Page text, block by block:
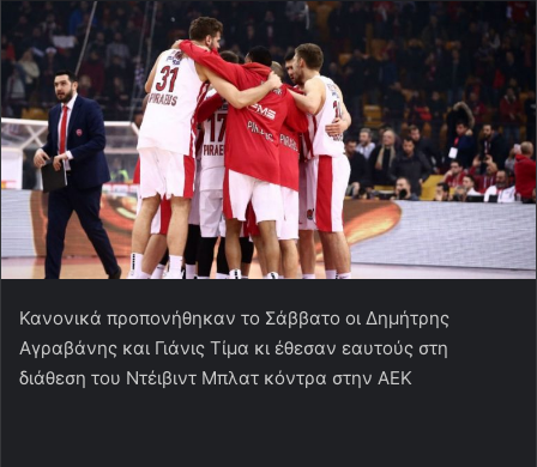
Κανονικά προπονήθηκαν το Σάββατο οι Δημήτρης
Αγραβάνης και Γιάνις Τίμα κι έθεσαν εαυτούς στη
διάθεση του Ντέιβιντ Μπλατ κόντρα στην ΑΕΚ